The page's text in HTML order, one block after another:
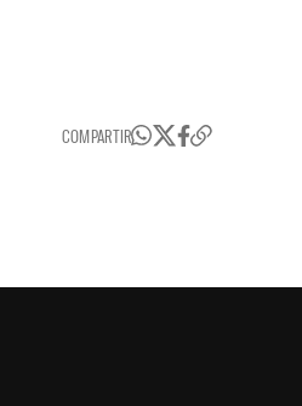
COMPARTIR